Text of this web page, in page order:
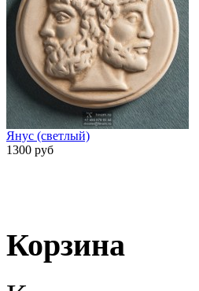
Янус (светлый)
1300 руб
Корзина